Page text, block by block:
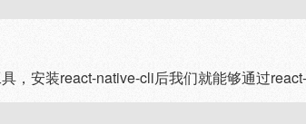
，安装react-native-cli后我们就能够通过